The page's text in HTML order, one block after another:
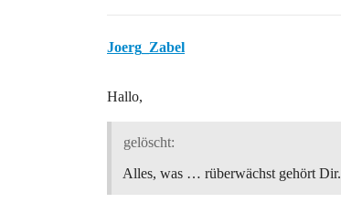
Joerg_Zabel
Hallo,
gelöscht:
Alles, was … rüberwächst gehört Dir.